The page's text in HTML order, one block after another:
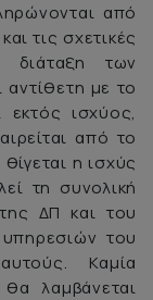
από
τις σχετικές
διάταξη των
με το
ισχύος,
από το
η ισχύς
τη συνολική
ΔΠ και του
του
Καμία
λαμβάνεται